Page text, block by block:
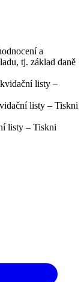
a
tj. základ daně
listy –
listy – Tiskni
listy – Tiskni